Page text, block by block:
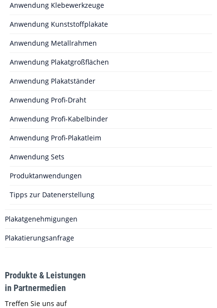
Anwendung Klebewerkzeuge
Anwendung Kunststoffplakate
Anwendung Metallrahmen
Anwendung Plakatgroßflächen
Anwendung Plakatständer
Anwendung Profi-Draht
Anwendung Profi-Kabelbinder
Anwendung Profi-Plakatleim
Anwendung Sets
Produktanwendungen
Tipps zur Datenerstellung
Plakatgenehmigungen
Plakatierungsanfrage
Produkte & Leistungen
in Partnermedien
Treffen Sie uns auf